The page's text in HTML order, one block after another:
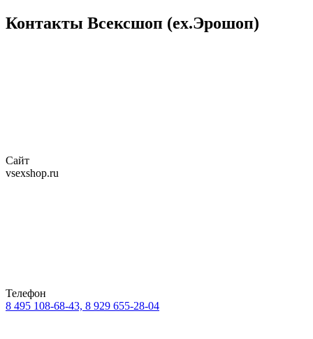
Контакты Всексшоп (ex.Эрошоп)
Сайт
vsexshop.ru
Телефон
8 495 108-68-43, 8 929 655-28-04